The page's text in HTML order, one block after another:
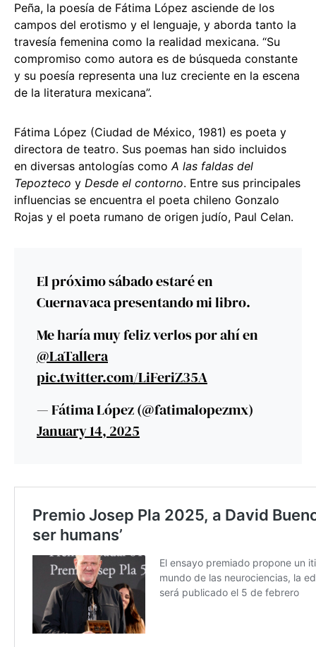
Peña, la poesía de Fátima López asciende de los
campos del erotismo y el lenguaje, y aborda tanto la
travesía femenina como la realidad mexicana. “Su
compromiso como autora es de búsqueda constante
y su poesía representa una luz creciente en la escena
de la literatura mexicana”.
Fátima López (Ciudad de México, 1981) es poeta y
directora de teatro. Sus poemas han sido incluidos
en diversas antologías como A las faldas del
Tepozteco y Desde el contorno. Entre sus principales
influencias se encuentra el poeta chileno Gonzalo
Rojas y el poeta rumano de origen judío, Paul Celan.
El próximo sábado estaré en
Cuernavaca presentando mi libro.
Me haría muy feliz verlos por ahí en
@LaTallera
pic.twitter.com/LiFeriZ35A
— Fátima López (@fatimalopezmx)
January 14, 2025